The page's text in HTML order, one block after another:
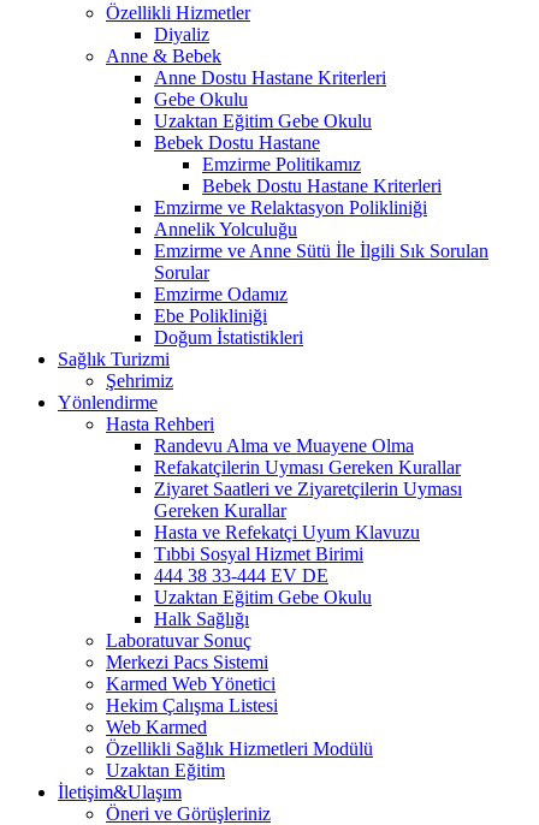
Özellikli Hizmetler
Diyaliz
Anne & Bebek
Anne Dostu Hastane Kriterleri
Gebe Okulu
Uzaktan Eğitim Gebe Okulu
Bebek Dostu Hastane
Emzirme Politikamız
Bebek Dostu Hastane Kriterleri
Emzirme ve Relaktasyon Polikliniği
Annelik Yolculuğu
Emzirme ve Anne Sütü İle İlgili Sık Sorulan
Sorular
Emzirme Odamız
Ebe Polikliniği
Doğum İstatistikleri
Sağlık Turizmi
Şehrimiz
Yönlendirme
Hasta Rehberi
Randevu Alma ve Muayene Olma
Refakatçilerin Uyması Gereken Kurallar
Ziyaret Saatleri ve Ziyaretçilerin Uyması
Gereken Kurallar
Hasta ve Refekatçi Uyum Klavuzu
Tıbbi Sosyal Hizmet Birimi
444 38 33-444 EV DE
Uzaktan Eğitim Gebe Okulu
Halk Sağlığı
Laboratuvar Sonuç
Merkezi Pacs Sistemi
Karmed Web Yönetici
Hekim Çalışma Listesi
Web Karmed
Özellikli Sağlık Hizmetleri Modülü
Uzaktan Eğitim
İletişim&Ulaşım
Öneri ve Görüşleriniz